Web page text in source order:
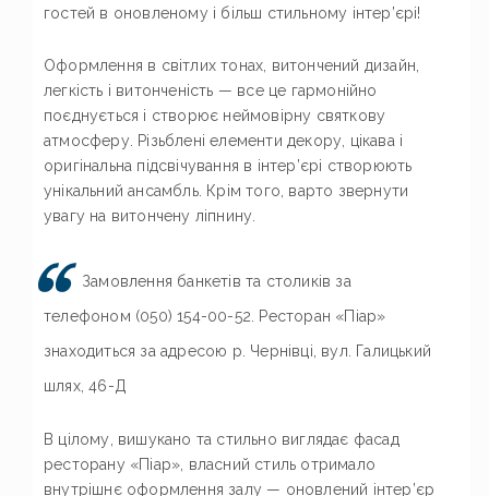
гостей в оновленому і більш стильному інтер’єрі!
Оформлення в світлих тонах, витончений дизайн,
легкість і витонченість — все це гармонійно
поєднується і створює неймовірну святкову
атмосферу. Різьблені елементи декору, цікава і
оригінальна підсвічування в інтер’єрі створюють
унікальний ансамбль. Крім того, варто звернути
увагу на витончену ліпнину.
Замовлення банкетів та столиків за
телефоном (050) 154-00-52. Ресторан «Піар»
знаходиться за адресою р. Чернівці, вул. Галицький
шлях, 46-Д
В цілому, вишукано та стильно виглядає фасад
ресторану «Піар», власний стиль отримало
внутрішнє оформлення залу — оновлений інтер’єр